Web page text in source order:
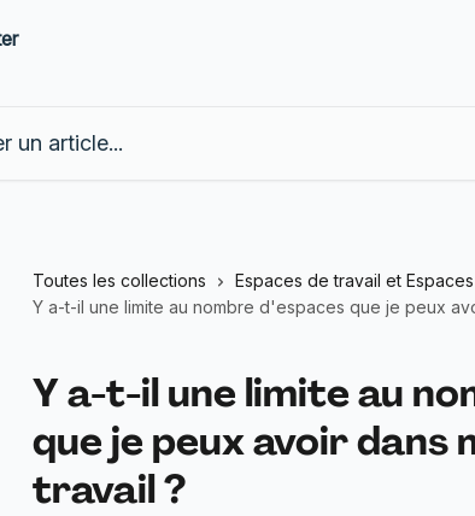
Toutes les collections Espaces de travail et Espaces
Y a-t-il une limite au nombre d'espaces que je peux
Y a-t-il une limite au
que je peux avoir dans
travail ?